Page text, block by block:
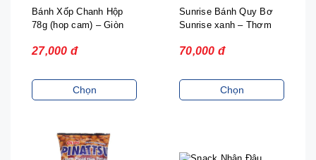
Bánh Xốp Chanh Hộp
78g (hop cam) – Giòn
Dịu Vị Chanh
27,000 đ
Chọn
Sunrise Bánh Quy Bơ
Sunrise xanh – Thơm
Từng Miếng
70,000 đ
Chọn